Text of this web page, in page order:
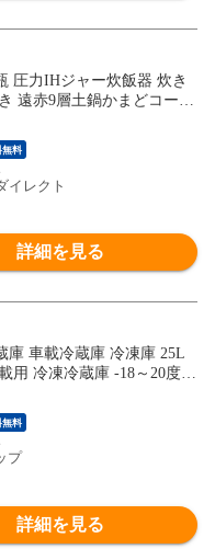
圧力IHジャー炊飯器 炊き
遠赤9層土鍋かまどコート
製 オフブラック JRI-G10
無料
イレクト
詳細を見る
庫 車載冷蔵庫 冷凍庫 25L
用 冷凍冷蔵庫 -18～20度
レッサー式 YFR-AC252(B)
冷蔵庫 車中泊 大容量 キャ
蔵庫 山善 YAMAZEN 【送
無料
プ
詳細を見る